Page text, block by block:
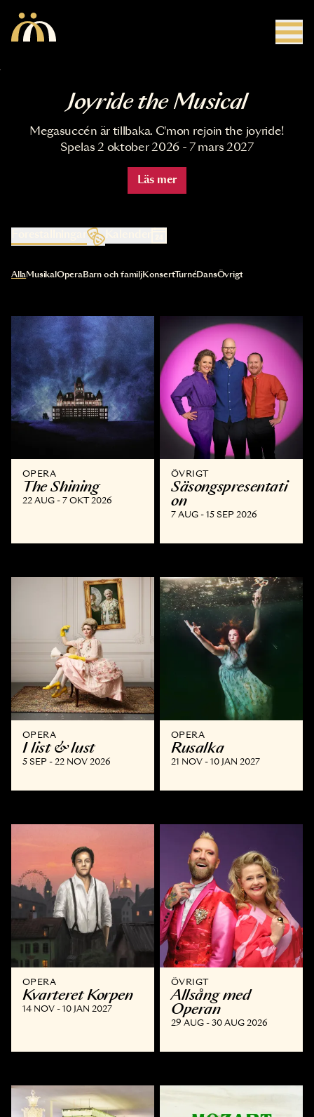
Joyride the Musical
Megasuccén är tillbaka. C'mon rejoin the joyride!
Spelas 2 oktober 2026 - 7 mars 2027
Läs mer
Kalender
Val av kategori uppdaterar innehållet automatiskt
AllaMusikal OperaBarn och familjKonsertTurnéDansÖvrigt
OPERA
The Shining
22 AUG - 7 OKT 2026
ÖVRIGT
Säsongspresentati
on
7 AUG - 15 SEP 2026
OPERA
I list & lust
5 SEP - 22 NOV 2026
OPERA
Rusalka
21 NOV - 10 JAN 2027
OPERA
Kvarteret Korpen
14 NOV - 10 JAN 2027
ÖVRIGT
Allsång med
Operan
29 AUG - 30 AUG 2026